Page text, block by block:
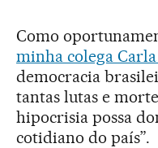
Como
minha colega
democracia
tantas lutas e
hipocrisia possa
cotidiano do país”.